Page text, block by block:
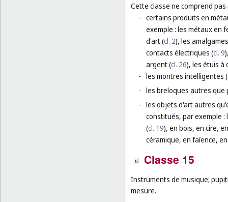
Cette classe ne comprend
- certains produits en
exemple : les métaux en
d'art (cl. 2), les
contacts électriques (cl. 9
argent (cl. 26), les étuis à
- les montres intelligentes (
- les breloques autres
- les objets d'art autres
constitués, par exemple :
(cl. 19), en bois, en cire,
céramique, en faïence,
Classe 15
Instruments de musique;
mesure.